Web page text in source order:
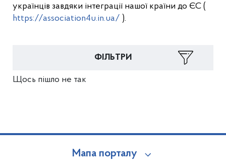
українців завдяки інтеграції нашої країни до ЄС (
https://association4u.in.ua/ ).
ФІЛЬТРИ
Щось пішло не так
Мапа порталу